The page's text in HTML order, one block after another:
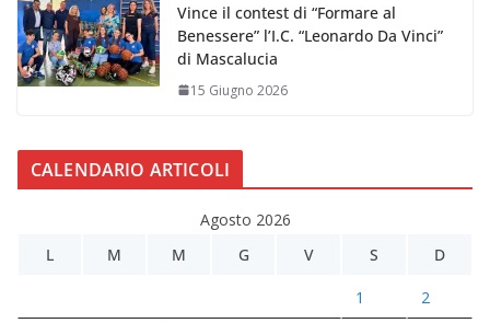
Vince il contest di “Formare al
Benessere” l’I.C. “Leonardo Da Vinci”
di Mascalucia
15 Giugno 2026
CALENDARIO ARTICOLI
Agosto 2026
L
M M G V S D
1 2